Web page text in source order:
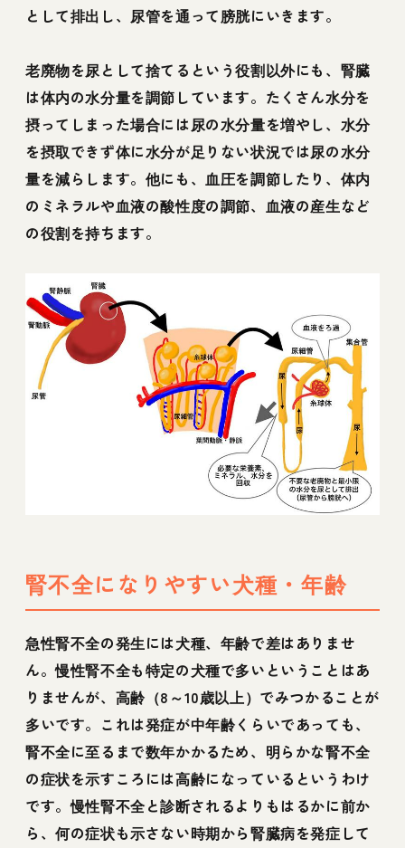
として排出し、尿管を通って膀胱にいきます。
老廃物を尿として捨てるという役割以外にも、腎臓
は体内の水分量を調節しています。たくさん水分を
摂ってしまった場合には尿の水分量を増やし、水分
を摂取できず体に水分が足りない状況では尿の水分
量を減らします。他にも、血圧を調節したり、体内
のミネラルや血液の酸性度の調節、血液の産生など
の役割を持ちます。
腎不全になりやすい犬種・年齢
急性腎不全の発生には犬種、年齢で差はありませ
ん。慢性腎不全も特定の犬種で多いということはあ
りませんが、高齢（8～10歳以上）でみつかることが
多いです。これは発症が中年齢くらいであっても、
腎不全に至るまで数年かかるため、明らかな腎不全
の症状を示すころには高齢になっているというわけ
です。慢性腎不全と診断されるよりもはるかに前か
ら、何の症状も示さない時期から腎臓病を発症して